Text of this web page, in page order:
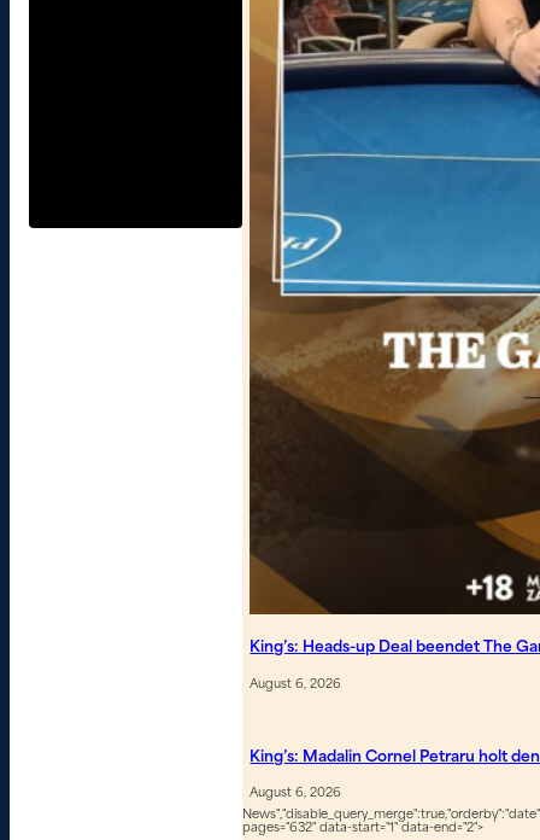
King’s: Heads-up Deal beendet The
August 6, 2026
King’s: Madalin Cornel Petraru holt
August 6, 2026
pages="632" data-start="1" data-end="2">